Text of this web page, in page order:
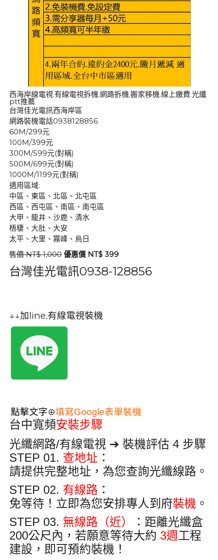
西海岸線電視.有線電視拆機.網路拆機.搬家移機.線上繳費.光纖
ptt推薦
台灣佳光電訊西海岸區
網路裝機電話0938128856
60M/299元
100M/399元
300M/599元(對稱)
500M/699元(對稱)
1000M/1199元(對稱)
適用區域:
中區、東區、北區、北屯區
西區、西屯區、南區、南屯區
大甲、龍井、沙鹿、清水
梧棲、大肚、大安
太平、大里、霧峰、烏日
售價 NT$ 1,000 優惠價 NT$ 399
台灣佳光電訊0938-128856
↓↓加line.有線電視裝機
點擊文字⊕填寫Google表單裝機
台中寬頻安裝步驟
光纖網路/有線電視 ➔ 裝機評估 4 步驟
STEP 01. 查地址 ：
請提供完整地址，為您查詢光纖線路 。
STEP 02. 有線路 ：
免等待！立即為您安排專人到府裝機 。
STEP 03. 無線路（近）
：距離光纖盒
200公尺內 ，若願意等待大約 3週工程
建設，即可預約裝機 ！